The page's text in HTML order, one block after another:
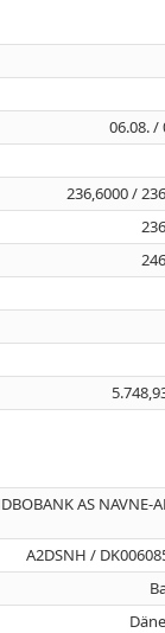
06.08. /
236,6000 /
AS NAVNE-
A2DSNH /